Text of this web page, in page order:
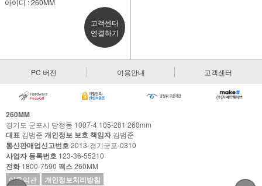
아이디 : 260MM
고객센터
연결하기
PC 버전 이용안내 고객센터
260MM
경기도 군포시 당정동 1007-4 105-201 260mm
대표 김범준 개인정보 보호 책임자김범준
통신판매업신고번호2013-경기군포-0310
사업자 등록번호 123-36-55210
전화1800-7590 팩스260MM
이용약관
개인정보처리방침